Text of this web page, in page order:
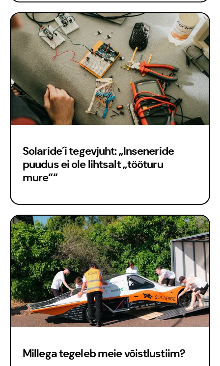
Solaride´i tegevjuht: „Inseneride
puudus ei ole lihtsalt „tööturu
mure““
Millega tegeleb meie võistlustiim?